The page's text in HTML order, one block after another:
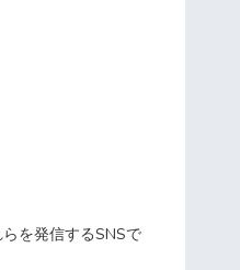
を発信するSNSで